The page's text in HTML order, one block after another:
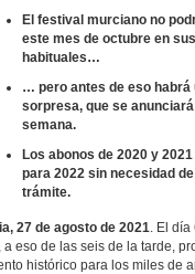
El festival murciano no
este mes de octubre en
habituales…
… pero antes de eso habrá
sorpresa, que se
semana.
Los abonos de 2020 y
para 2022 sin necesidad
trámite.
27 de agosto de 2021. El día
a eso de las seis de la tarde,
histórico para los miles de